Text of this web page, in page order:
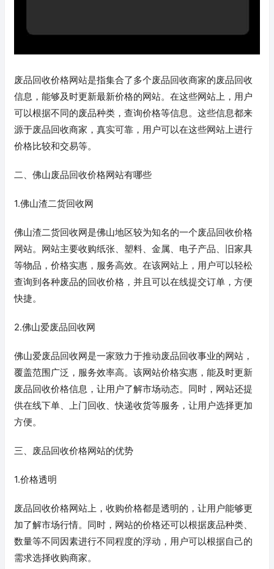
废品回收价格网站是指集合了多个废品回收商家的废品回收
信息，能够及时更新最新价格的网站。在这些网站上，用户
可以根据不同的废品种类，查询价格等信息。这些信息都来
源于废品回收商家，真实可靠，用户可以在这些网站上进行
价格比较和交易等。
二、佛山废品回收价格网站有哪些
1.佛山渣二货回收网
佛山渣二货回收网是佛山地区较为知名的一个废品回收价格
网站。网站主要收购纸张、塑料、金属、电子产品、旧家具
等物品，价格实惠，服务高效。在该网站上，用户可以轻松
查询到各种废品的回收价格，并且可以在线提交订单，方便
快捷。
2.佛山爱废品回收网
佛山爱废品回收网是一家致力于推动废品回收事业的网站，
覆盖范围广泛，服务效率高。该网站价格实惠，能及时更新
废品回收价格信息，让用户了解市场动态。同时，网站还提
供在线下单、上门回收、快递收货等服务，让用户选择更加
方便。
三、废品回收价格网站的优势
1.价格透明
废品回收价格网站上，收购价格都是透明的，让用户能够更
加了解市场行情。同时，网站的价格还可以根据废品种类、
数量等不同因素进行不同程度的浮动，用户可以根据自己的
需求选择收购商家。